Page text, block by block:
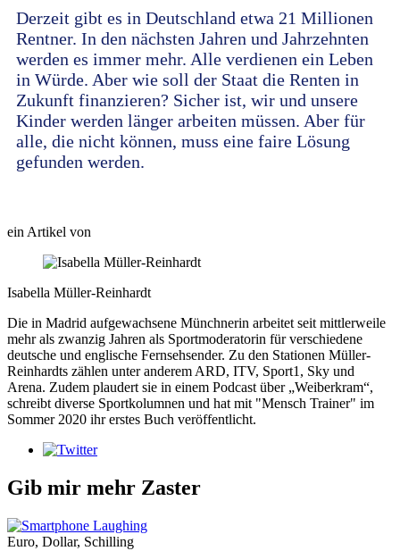
Derzeit gibt es in Deutschland etwa 21 Millionen
Rentner. In den nächsten Jahren und Jahrzehnten
werden es immer mehr. Alle verdienen ein Leben
in Würde. Aber wie soll der Staat die Renten in
Zukunft finanzieren? Sicher ist, wir und unsere
Kinder werden länger arbeiten müssen. Aber für
alle, die nicht können, muss eine faire Lösung
gefunden werden.
ein Artikel von
Isabella Müller-Reinhardt
Die in Madrid aufgewachsene Münchnerin arbeitet seit mittlerweile
mehr als zwanzig Jahren als Sportmoderatorin für verschiedene
deutsche und englische Fernsehsender. Zu den Stationen Müller-
Reinhardts zählen unter anderem ARD, ITV, Sport1, Sky und
Arena. Zudem plaudert sie in einem Podcast über „Weiberkram“,
schreibt diverse Sportkolumnen und hat mit "Mensch Trainer" im
Sommer 2020 ihr erstes Buch veröffentlicht.
Gib mir mehr Zaster
Euro, Dollar, Schilling